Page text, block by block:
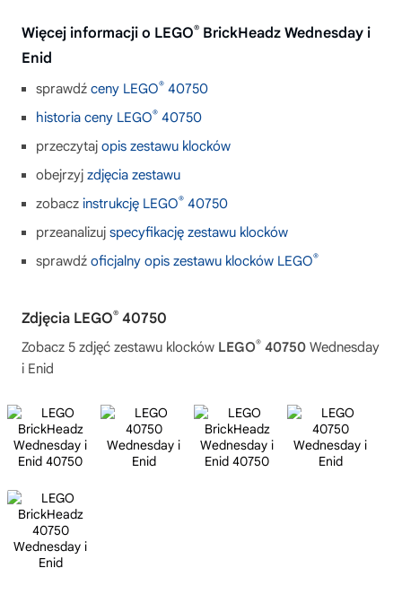
Więcej informacji o LEGO® BrickHeadz Wednesday i
Enid
sprawdź ceny LEGO® 40750
historia ceny LEGO® 40750
przeczytaj opis zestawu klocków
obejrzyj zdjęcia zestawu
zobacz instrukcję LEGO® 40750
przeanalizuj specyfikację zestawu klocków
sprawdź oficjalny opis zestawu klocków LEGO®
Zdjęcia LEGO® 40750
Zobacz 5 zdjęć zestawu klocków LEGO® 40750 Wednesday
i Enid